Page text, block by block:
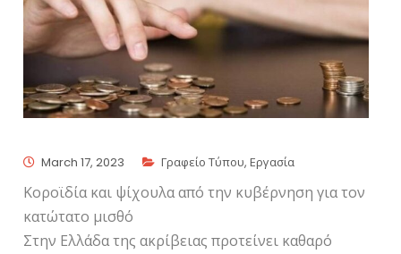
March 17, 2023 Γραφείο Τύπου,Εργασία
Κοροϊδία και ψίχουλα από την κυβέρνηση για τον
κατώτατο μισθό
Στην Ελλάδα της ακρίβειας προτείνει καθαρό